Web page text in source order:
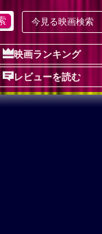
今見る映画検索
映画ランキング
レビューを読む